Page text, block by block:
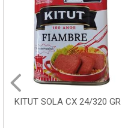
KITUT SOLA CX 24/320 GR